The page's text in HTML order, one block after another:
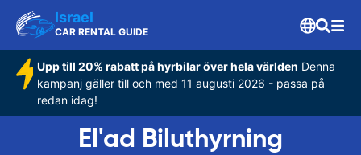
Israel
CAR RENTAL GUIDE
Upp till 20% rabatt på hyrbilar över hela världen Denna
kampanj gäller till och med 11 augusti 2026 - passa på
redan idag!
El'ad Biluthyrning